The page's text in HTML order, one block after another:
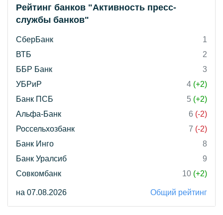
Рейтинг банков "Активность пресс-
службы банков"
СберБанк
1
ВТБ
2
ББР Банк
3
УБРиР
4 (+2)
Банк ПСБ
5 (+2)
Альфа-Банк
6 (-2)
Россельхозбанк
7 (-2)
Банк Инго
8
Банк Уралсиб
9
Совкомбанк
10 (+2)
на 07.08.2026 Общий рейтинг